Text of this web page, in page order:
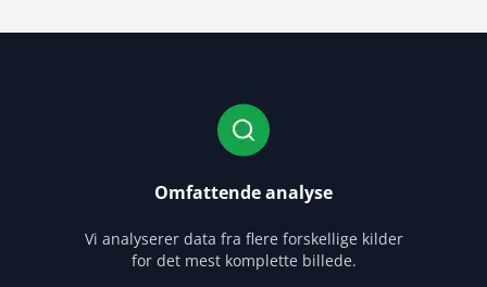
Omfattende analyse
Vi analyserer data fra flere forskellige kilder
for det mest komplette billede.